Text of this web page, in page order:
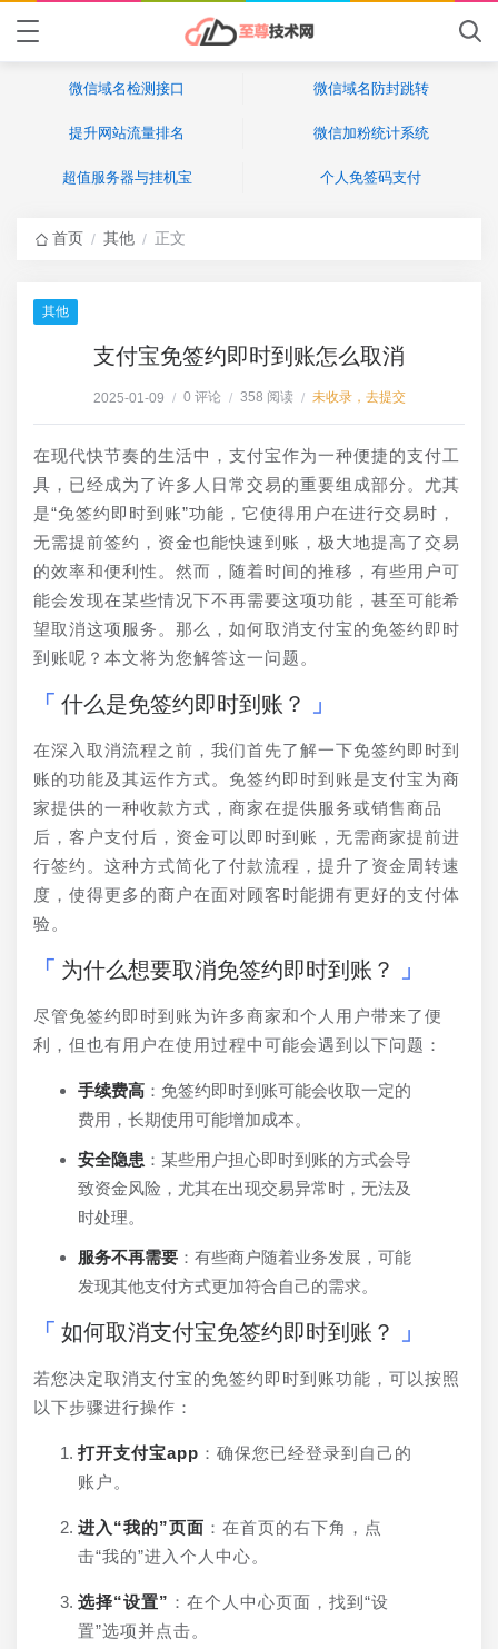
微信域名检测接口 微信域名防封跳转
提升网站流量排名 微信加粉统计系统
超值服务器与挂机宝 个人免签码支付
首页 / 其他 / 正文
其他
支付宝免签约即时到账怎么取消
2025-01-09 / 0 评论 / 358 阅读 / 未收录，去提交
在现代快节奏的生活中，支付宝作为一种便捷的支付工
具，已经成为了许多人日常交易的重要组成部分。尤其
是“免签约即时到账”功能，它使得用户在进行交易时，
无需提前签约，资金也能快速到账，极大地提高了交易
的效率和便利性。然而，随着时间的推移，有些用户可
能会发现在某些情况下不再需要这项功能，甚至可能希
望取消这项服务。那么，如何取消支付宝的免签约即时
到账呢？本文将为您解答这一问题。
什么是免签约即时到账？
在深入取消流程之前，我们首先了解一下免签约即时到
账的功能及其运作方式。免签约即时到账是支付宝为商
家提供的一种收款方式，商家在提供服务或销售商品
后，客户支付后，资金可以即时到账，无需商家提前进
行签约。这种方式简化了付款流程，提升了资金周转速
度，使得更多的商户在面对顾客时能拥有更好的支付体
验。
为什么想要取消免签约即时到账？
尽管免签约即时到账为许多商家和个人用户带来了便
利，但也有用户在使用过程中可能会遇到以下问题：
手续费高 ：免签约即时到账可能会收取一定的
费用，长期使用可能增加成本。
安全隐患 ：某些用户担心即时到账的方式会导
致资金风险，尤其在出现交易异常时，无法及
时处理。
服务不再需要 ：有些商户随着业务发展，可能
发现其他支付方式更加符合自己的需求。
如何取消支付宝免签约即时到账？
若您决定取消支付宝的免签约即时到账功能，可以按照
以下步骤进行操作：
打开支付宝app ：确保您已经登录到自己的
账户。
进入“我的”页面 ：在首页的右下角，点
击“我的”进入个人中心。
选择“设置” ：在个人中心页面，找到“设
置”选项并点击。